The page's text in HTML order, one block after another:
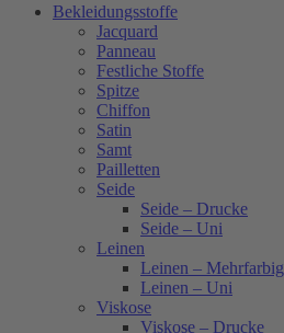
Bekleidungsstoffe
Jacquard
Panneau
Festliche Stoffe
Spitze
Chiffon
Satin
Samt
Pailletten
Seide
Seide – Drucke
Seide – Uni
Leinen
Leinen – Mehrfarbig
Leinen – Uni
Viskose
Viskose – Drucke